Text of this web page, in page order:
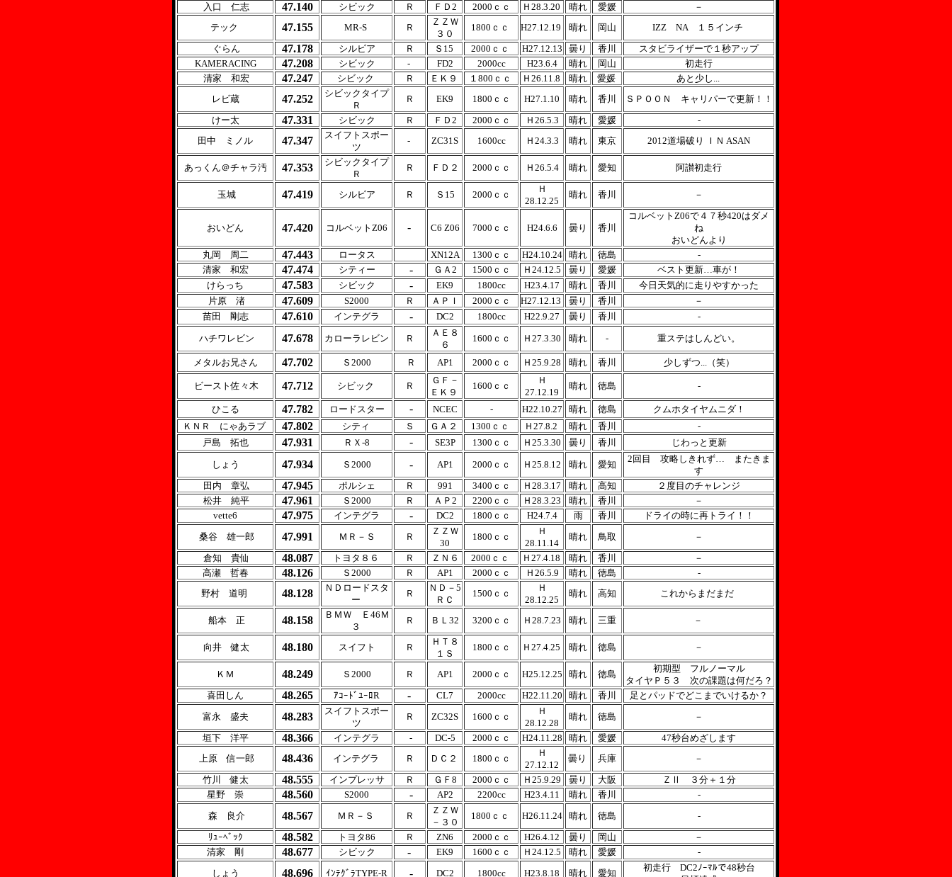
入口 仁志
47.140 シビック Ｒ ＦＤ2 2000ｃｃ Ｈ28.3.20 晴れ 愛媛
－
テック
47.155 MR-S Ｒ
ＺＺＷ
３０
1800ｃｃ H27.12.19 晴れ 岡山
IZZ NA １５インチ
ぐらん
47.178 シルビア Ｒ Ｓ15 2000ｃｃ H27.12.13 曇り 香川
スタビライザーで１秒アップ
KAMERACING
47.208 シビック - FD2 2000cc H23.6.4 晴れ 岡山
初走行
清家 和宏
47.247 シビック Ｒ ＥＫ９ １800ｃｃ Ｈ26.11.8 晴れ 愛媛
あと少し...
レビ蔵
47.252
シビックタイプ
Ｒ
Ｒ EK9 1800ｃｃ H27.1.10 晴れ 香川
ＳＰＯＯＮ キャリパーで更新！！
けー太
47.331 シビック Ｒ ＦＤ2 2000ｃｃ Ｈ26.5.3 晴れ 愛媛
-
田中 ミノル
47.347
スイフトスポー
ツ
- ZC31S 1600cc Ｈ24.3.3 晴れ 東京 2012道場破り ＩＮ ASAN
あっくん＠チャラ汚 47.353
シビックタイプ
Ｒ
Ｒ ＦＤ２ 2000ｃｃ Ｈ26.5.4 晴れ 愛知 阿讃初走行
玉城 47.419 シルビア Ｒ Ｓ15 2000ｃｃ
Ｈ
28.12.25
晴れ 香川 －
おいどん 47.420 コルベットZ06 - C6 Z06 7000ｃｃ H24.6.6 曇り 香川
コルベットZ06で４７秒420はダメ
ね
おいどんより
丸岡 周二
47.443 ロータス XN12A 1300ｃｃ H24.10.24 晴れ 徳島
-
清家 和宏
47.474 シティー - ＧＡ2 1500ｃｃ Ｈ24.12.5 曇り 愛媛
ベスト更新…車が！
けらっち
47.583 シビック - EK9 1800cc H23.4.17 晴れ 香川
今日天気的に走りやすかった
片原 渚
47.609 S2000 Ｒ ＡＰＩ 2000ｃｃ H27.12.13 曇り 香川
－
苗田 剛志
47.610 インテグラ - DC2 1800cc H22.9.27 曇り 香川 -
ハチワレビン 47.678 カローラレビン Ｒ
ＡＥ８
６
1600ｃｃ Ｈ27.3.30 晴れ ‐ 重ステはしんどい。
メタルお兄さん 47.702 Ｓ2000 Ｒ AP1 2000ｃｃ Ｈ25.9.28 晴れ 香川 少しずつ...（笑）
ビースト佐々木 47.712 シビック Ｒ
ＧＦ－
ＥＫ９
1600ｃｃ
Ｈ
27.12.19
晴れ 徳島 -
ひこる 47.782 ロードスター - NCEC - H22.10.27 晴れ 徳島
クムホタイヤムニダ！
ＫＮＲ にゃあラブ
47.802 シティ Ｓ ＧＡ２ 1300ｃｃ Ｈ27.8.2 晴れ 香川
-
戸島 拓也
47.931 ＲＸ-8 - SE3P 1300ｃｃ Ｈ25.3.30 曇り 香川 じわっと更新
しょう 47.934 Ｓ2000 - AP1 2000ｃｃ Ｈ25.8.12 晴れ 愛知
2回目 攻略しきれず… またきま
す
田内 章弘
47.945 ポルシェ Ｒ 991 3400ｃｃ Ｈ28.3.17 晴れ 高知
２度目のチャレンジ
松井 純平
47.961 Ｓ2000 Ｒ ＡＰ2 2200ｃｃ Ｈ28.3.23 晴れ 香川
－
vette6
47.975 インテグラ - DC2 1800ｃｃ H24.7.4 雨 香川
ドライの時に再トライ！！
桑谷 雄一郎
47.991 ＭＲ－Ｓ Ｒ
ＺＺＷ
30
1800ｃｃ
Ｈ
28.11.14
晴れ 鳥取
－
倉知 貴仙
48.087 トヨタ８６ Ｒ ＺＮ６ 2000ｃｃ Ｈ27.4.18 晴れ 香川
－
高瀬 哲春
48.126 Ｓ2000 Ｒ AP1 2000ｃｃ Ｈ26.5.9 晴れ 徳島
-
野村 道明
48.128
ＮＤロードスタ
ー
Ｒ
ＮＤ－5
ＲＣ
1500ｃｃ
Ｈ
28.12.25
晴れ 高知 これからまだまだ
船本 正 48.158
ＢＭＷ Ｅ46Ｍ
３
Ｒ ＢＬ32 3200ｃｃ Ｈ28.7.23 晴れ 三重 －
向井 健太 48.180 スイフト Ｒ
ＨＴ８
１Ｓ
1800ｃｃ Ｈ27.4.25 晴れ 徳島 －
ＫＭ 48.249 Ｓ2000 Ｒ AP1 2000ｃｃ H25.12.25 晴れ 徳島
初期型 フルノーマル
タイヤＰ５３ 次の課題は何だろ？
喜田しん
48.265 ｱｺｰﾄﾞﾕｰﾛR - CL7 2000cc H22.11.20 晴れ 香川
足とパッドでどこまでいけるか？
富永 盛夫
48.283
スイフトスポー
ツ
Ｒ ZC32S 1600ｃｃ
Ｈ
28.12.28
晴れ 徳島
－
垣下 洋平
48.366 インテグラ - DC-5 2000ｃｃ H24.11.28 晴れ 愛媛
47秒台めざします
上原 信一郎
48.436 インテグラ Ｒ ＤＣ２ 1800ｃｃ
Ｈ
27.12.12
曇り 兵庫
－
竹川 健太
48.555 インプレッサ Ｒ ＧＦ8 2000ｃｃ Ｈ25.9.29 曇り 大阪
ＺⅡ ３分＋１分
星野 崇
48.560 S2000 - AP2 2200cc H23.4.11 晴れ 香川
-
森 良介
48.567 ＭＲ－Ｓ Ｒ
ＺＺＷ
－３０
1800ｃｃ H26.11.24 晴れ 徳島
‐
ﾘｭｰﾍﾞｯｸ
48.582 トヨタ86 Ｒ ZN6 2000ｃｃ H26.4.12 曇り 岡山
－
清家 剛
48.677 シビック - EK9 1600ｃｃ Ｈ24.12.5 晴れ 愛媛
-
しょう
48.696 ｲﾝﾃｸﾞﾗTYPE-R - DC2 1800cc H23.8.18 晴れ 愛知
初走行 DC2ﾉｰﾏﾙで48秒台